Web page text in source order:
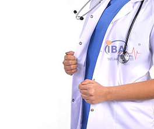
AIRLIGHT PODPLAT I. PRODUKT LETA
PAŠČEK
AIR PODPLAT